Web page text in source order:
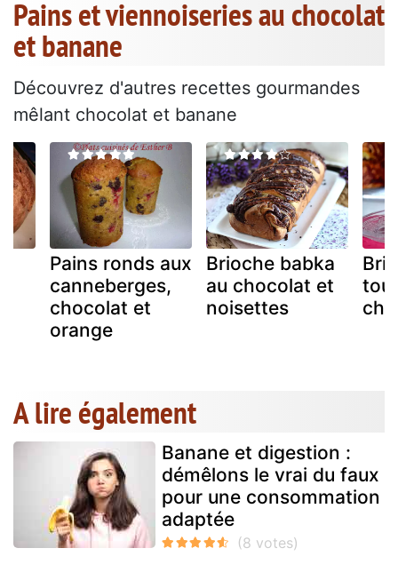
Pains et viennoiseries au chocolat
et banane
Découvrez d'autres recettes gourmandes
mêlant chocolat et banane
Pains ronds aux
canneberges,
chocolat et
orange
Brioche babka
au chocolat et
noisettes
A lire également
Banane et digestion :
démêlons le vrai du faux
pour une consommation
adaptée